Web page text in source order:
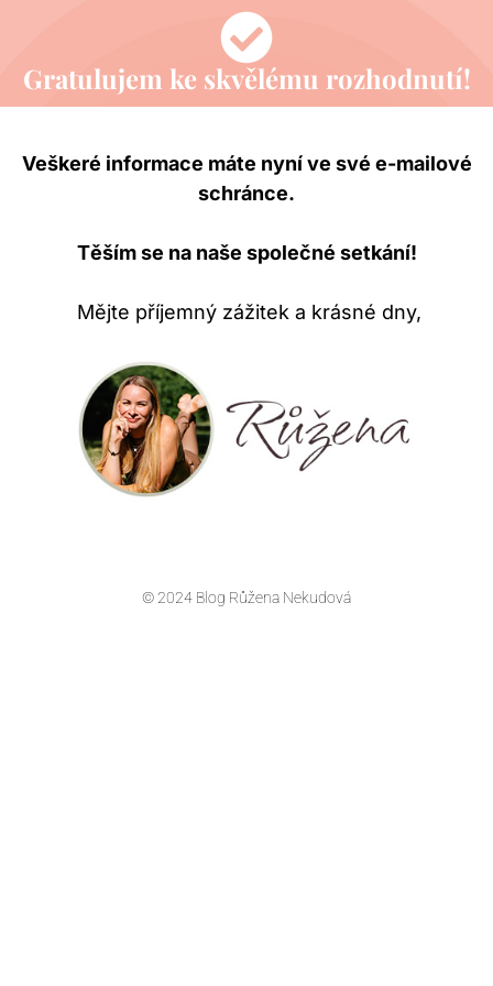
Gratulujem ke skvělému rozhodnutí!
Veškeré informace máte nyní ve své e-mailové
schránce.
Těším se na naše společné setkání!
Mějte příjemný zážitek a krásné dny,
© 2024 Blog Růžena Nekudová